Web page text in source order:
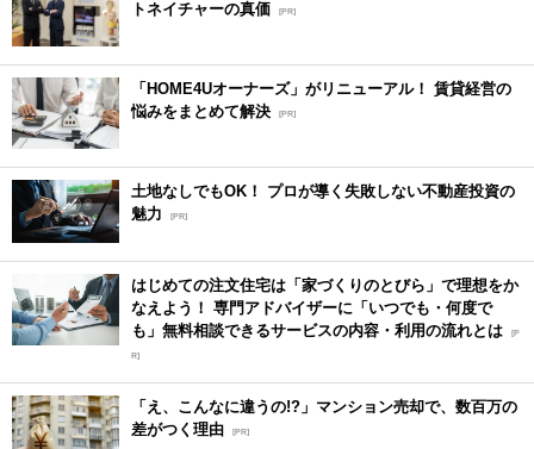
トネイチャーの真価
[PR]
「HOME4Uオーナーズ」がリニューアル！ 賃貸経営の
悩みをまとめて解決 [PR]
土地なしでもOK！ プロが導く失敗しない不動産投資の
魅力
[PR]
はじめての注文住宅は「家づくりのとびら」で理想をか
なえよう！ 専門アドバイザーに「いつでも・何度で
も」無料相談できるサービスの内容・利用の流れとは [P
R]
「え、こんなに違うの!?」マンション売却で、数百万の
差がつく理由 [PR]